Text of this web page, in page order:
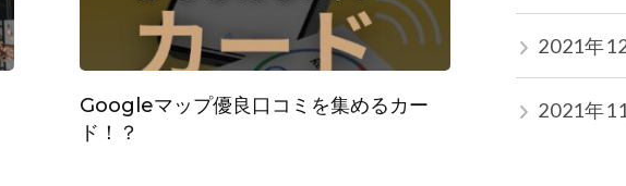
Googleマップ優良口コミを集めるカー
ド！？
2021年
2021年